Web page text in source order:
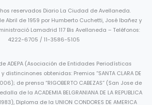
reservados Diario La Ciudad de Avellaneda.
Abril de 1959 por Humberto Cuchetti, José Ibañez y
Lamadrid 117 Bis Avellaneda – Teléfonos:
4222-6705 / 11-3586-5105
ADEPA (Asociación de Entidades Periodísticas
distincinones obtenidas: Premios “SANTA CLARA DE
de prensa “RIGOBERTO CABEZAS” (San Jose de
de la ACADEMIA BELGRANIANA DE LA REPUBLICA
Diploma de la UNION CONDORES DE AMERICA